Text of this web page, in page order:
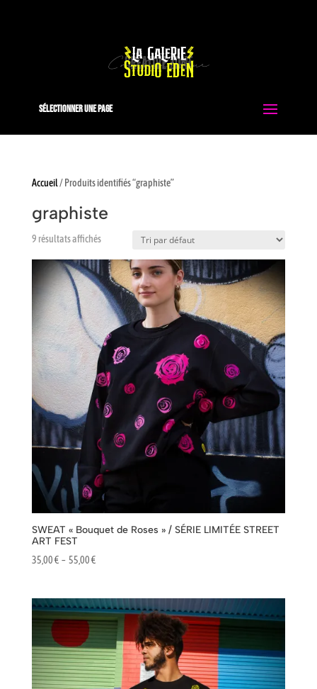
Sélectionner une page
Accueil/ Produits identifiés “graphiste”
graphiste
9 résultats affichés
SWEAT « Bouquet de Roses » / SÉRIE LIMITÉE STREET
ART FEST
35,00€ – 55,00€Plage
35,00 €
à
55,00 €